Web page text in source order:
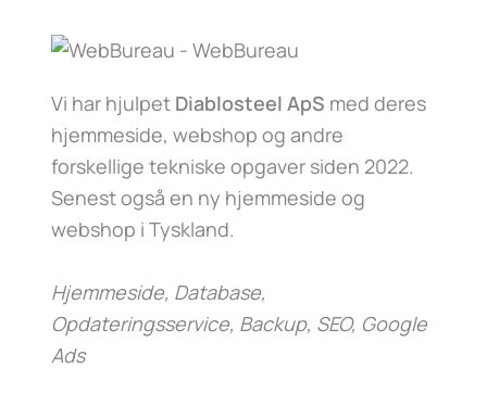
Vi har hjulpet Diablosteel ApS med deres
hjemmeside, webshop og andre
forskellige tekniske opgaver siden 2022.
Senest også en ny hjemmeside og
webshop i Tyskland.
Hjemmeside, Database,
Opdateringsservice, Backup, SEO, Google
Ads